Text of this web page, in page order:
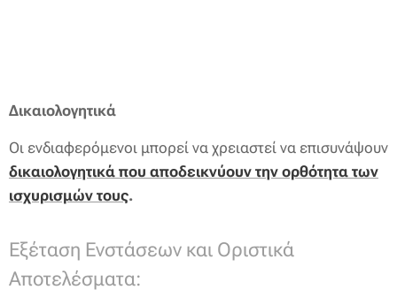
Δικαιολογητικά
Οι ενδιαφερόμενοι μπορεί να χρειαστεί να επισυνάψουν
δικαιολογητικά που αποδεικνύουν την ορθότητα των
ισχυρισμών τους.
Εξέταση Ενστάσεων και Οριστικά
Αποτελέσματα: